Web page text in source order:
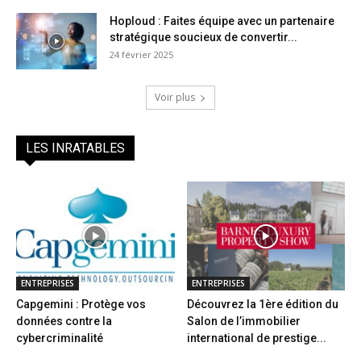
Hoploud : Faites équipe avec un partenaire
stratégique soucieux de convertir...
24 février 2025
Voir plus
LES INRATABLES
ENTREPRISES
Capgemini : Protège vos
données contre la
cybercriminalité
ENTREPRISES
Découvrez la 1ère édition du
Salon de l’immobilier
international de prestige...